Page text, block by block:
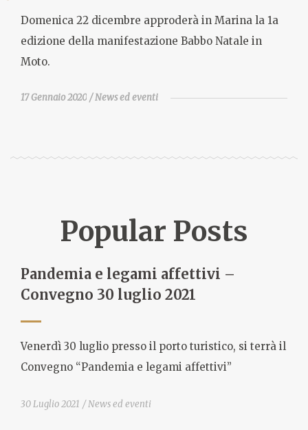
Domenica 22 dicembre approderà in Marina la 1a
edizione della manifestazione Babbo Natale in
Moto.
17 Gennaio 2020 News ed eventi
Popular Posts
Pandemia e legami affettivi –
Convegno 30 luglio 2021
Venerdì 30 luglio presso il porto turistico, si terrà il
Convegno “Pandemia e legami affettivi”
30 Luglio 2021 News ed eventi